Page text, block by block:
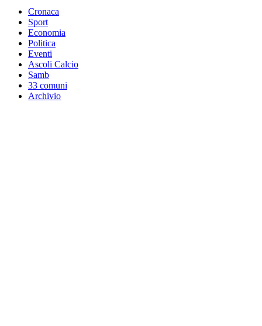
Cronaca
Sport
Economia
Politica
Eventi
Ascoli Calcio
Samb
33 comuni
Archivio